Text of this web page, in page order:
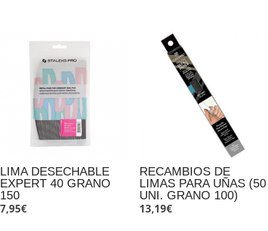
LIMA DESECHABLE
EXPERT 40 GRANO
150
7,95€
RECAMBIOS DE
LIMAS PARA UÑAS (50
UNI. GRANO 100)
13,19€